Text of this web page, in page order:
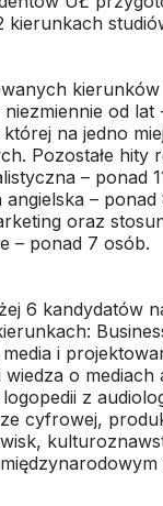
kierunkach
kierunków
od lat
na jedno
Pozostałe hity
– ponad
angielska –
oraz
– ponad 7 osób.
6 kandydatów
i
o mediach
z
cyfrowej,